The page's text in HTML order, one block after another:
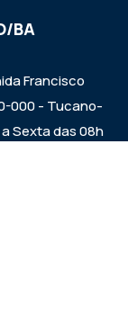
BA
Francisco
000 - Tucano-
Sexta das 08h